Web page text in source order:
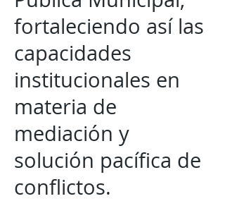
fortaleciendo así las
capacidades
institucionales en
materia de
mediación y
solución pacífica de
conflictos.